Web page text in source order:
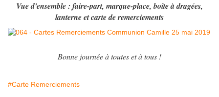
Vue d'ensemble : faire-part, marque-place, boîte à dragées,
lanterne et carte de remerciements
Bonne journée à toutes et à tous !
#Carte Remerciements